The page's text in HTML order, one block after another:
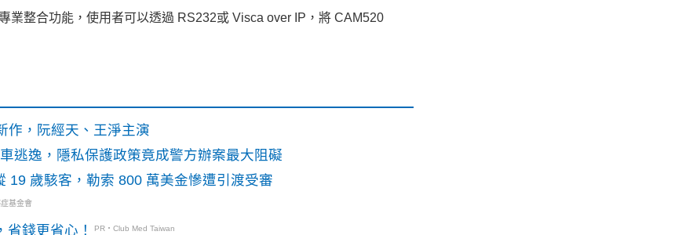
業整合功能，使用者可以透過 RS232或 Visca over IP，將 CAM520
作，阮經天、王淨主演
逃逸，隱私保護政策竟成警方辦案最大阻礙
19 歲駭客，勒索 800 萬美金慘遭引渡受審
基金會
錢更省心！ PR・Club Med Taiwan